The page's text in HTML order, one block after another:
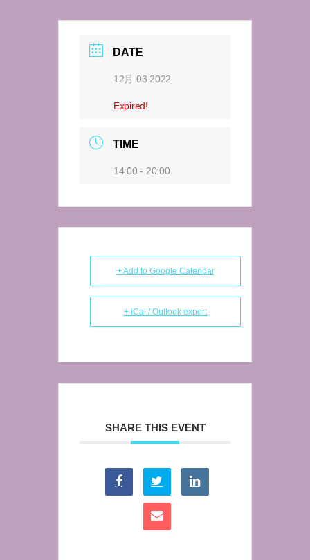
DATE
12月 03 2022
Expired!
TIME
14:00 - 20:00
+ Add to Google Calendar
+ iCal / Outlook export
SHARE THIS EVENT